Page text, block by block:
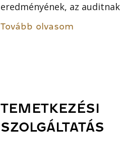
eredményének, az
Tovább olvasom
TEMETKEZÉSI
SZOLGÁLTATÁS